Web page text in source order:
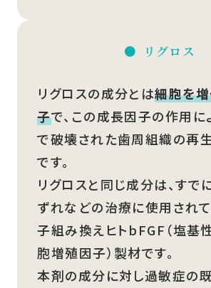
リグロス
リグロスの成分とは細胞を
子で、この成長因子の作用に
で破壊された歯周組織の再
です。
リグロスと同じ成分は、すで
ずれなどの治療に使用されて
子組み換えヒトbFGF（塩基
胞増殖因子）製材です。
本剤の成分に対し過敏症の